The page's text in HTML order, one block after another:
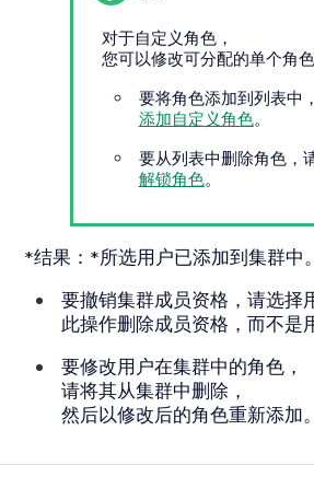
对于自定义角色，
您可以修改可分配的单个角色
要将角色添加到列表中
添加自定义角色。
要从列表中删除角色，
解锁角色。
*结果：*所选用户已添加到集群中。
要撤销集群成员资格，请选择
此操作删除成员资格，而不是
要修改用户在集群中的角色，
请将其从集群中删除，
然后以修改后的角色重新添加。